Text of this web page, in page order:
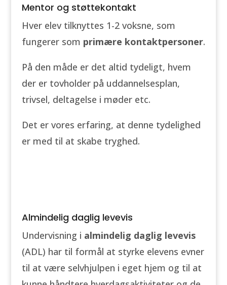
Mentor og støttekontakt
Hver elev tilknyttes 1-2 voksne, som
fungerer som primære kontaktpersoner.
På den måde er det altid tydeligt, hvem
der er tovholder på uddannelsesplan,
trivsel, deltagelse i møder etc.
Det er vores erfaring, at denne tydelighed
er med til at skabe tryghed.
Almindelig daglig levevis
Undervisning i almindelig daglig levevis
(ADL) har til formål at styrke elevens evner
til at være selvhjulpen i eget hjem og til at